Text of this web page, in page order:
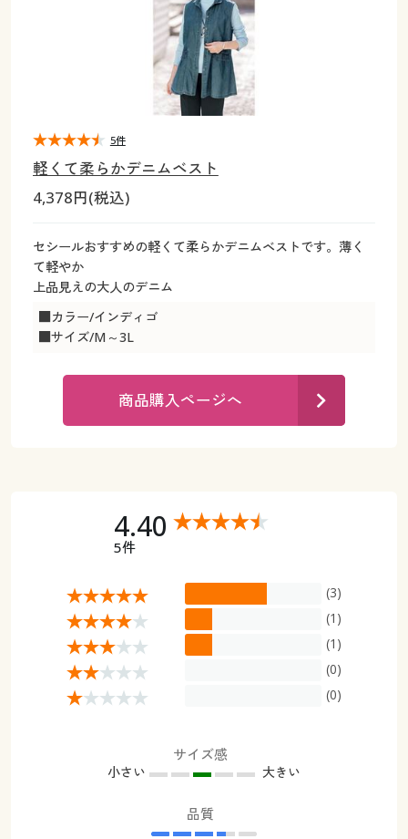
カーテン・ラグ・ファブリック
美容・健康・サプリメント
ジュニア・ティーンズ下着
大きいサイズ通販すべて
大きいサイズ レディース服
大きいサイズ レディース下着
大きいサイズ メンズ
大きいサイズ 事務・制服
バーゲンセール
シークレットセール
詳細検索
商品カテゴリ一覧
カタログ・チラシからのご注文
デジタルカタログ
カタログ無料プレゼント
会員メニュー
サポート
ご利用ガイド
よくある質問とお問い合わせ
カーテン・ラグ・ファブリック
ジュニア・ティーンズ下着
大きいサイズ レディース服
大きいサイズ レディース下着
シークレットセール
商品カテゴリ一覧
カタログ
デジタルカタログ
カタログ無料プレゼント
ご利用ガイド
よくある質問とお問い合わせ
軽くて柔らかデニムベスト
4,378円(税込)
セシールおすすめの軽くて柔らかデニムベストです。薄く
て軽やか
上品見えの大人のデニム
■カラー/インディゴ
■サイズ/M～3L
5件
商品購入ページへ
4.40
5件
(3)
(1)
(1)
(0)
(0)
サイズ感
小さい 大きい
品質